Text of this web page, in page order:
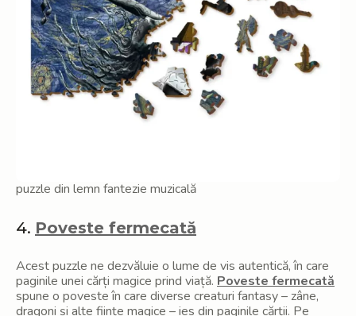
puzzle din lemn fantezie muzicală
4. Poveste fermecată
Acest puzzle ne dezvăluie o lume de vis autentică, în care
paginile unei cărți magice prind viață. Poveste fermecată
spune o poveste în care diverse creaturi fantasy – zâne,
dragoni și alte ființe magice – ies din paginile cărții. Pe